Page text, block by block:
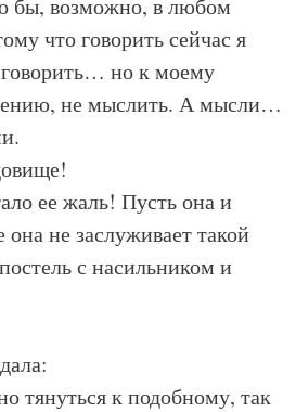
что говорить сейчас я
но к моему
не мыслить. А мысли…
ее жаль! Пусть она и
не заслуживает такой
с насильником и
тянуться к подобному, так